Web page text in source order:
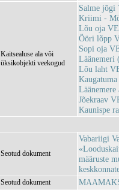
Kaitsealuse ala või
üksikobjekti veekogud
Salme jõgi
Kriimi -
Lõu oja
Ööri lõpp
Sopi oja
Läänemeri
Lõu laht
Läänemere
Jõekraav
Kaunispe
Seotud dokument
Vabariigi
määruste
Seotud dokument